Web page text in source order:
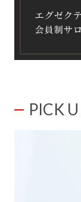
PICK